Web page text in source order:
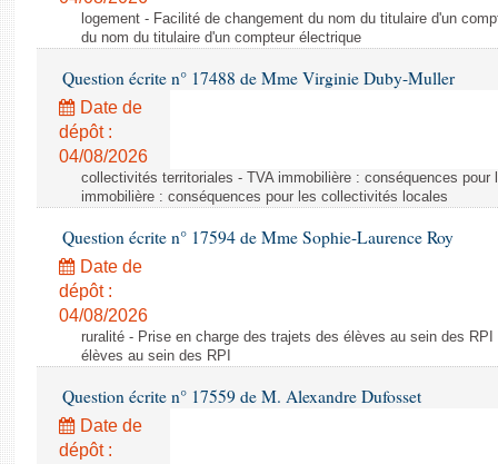
Comptes rendus des débats
logement - Facilité de changement du nom du titulaire d'un
du nom du titulaire d'un compteur électrique
Question écrite n° 17488 de Mme Virginie Duby-Muller
Date de
dépôt :
04/08/2026
collectivités territoriales - TVA immobilière : conséquences
immobilière : conséquences pour les collectivités locales
Question écrite n° 17594 de Mme Sophie-Laurence Roy
Date de
dépôt :
04/08/2026
ruralité - Prise en charge des trajets des élèves au sein des
élèves au sein des RPI
Question écrite n° 17559 de M. Alexandre Dufosset
Date de
dépôt :